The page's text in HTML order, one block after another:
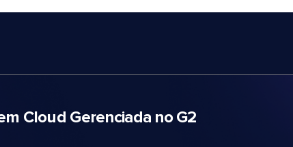
Cloud Gerenciada no G2